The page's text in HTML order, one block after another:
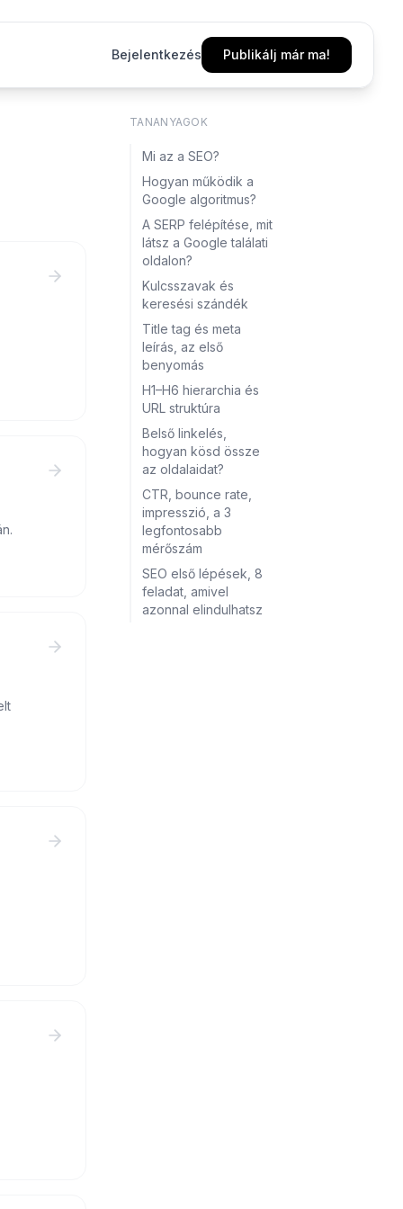
Bejelentkezés Publikálj már ma!
TANANYAGOK
Mi az a SEO?
Hogyan működik a
Google algoritmus?
A SERP felépítése, mit
látsz a Google találati
oldalon?
Kulcsszavak és
keresési szándék
Title tag és meta
leírás, az első
benyomás
H1–H6 hierarchia és
URL struktúra
Belső linkelés,
hogyan kösd össze
az oldalaidat?
CTR, bounce rate,
impresszió, a 3
legfontosabb
mérőszám
SEO első lépések, 8
feladat, amivel
azonnal elindulhatsz